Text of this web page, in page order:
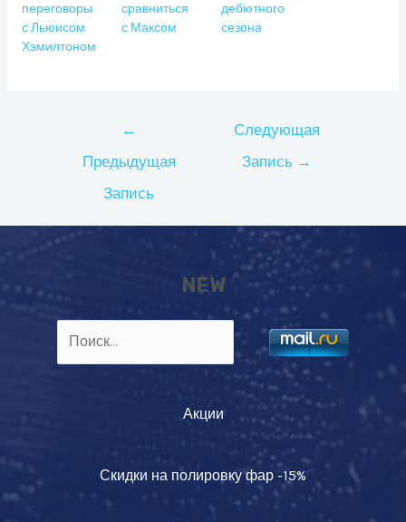
переговоры
с Льюисом
Хэмилтоном
сравниться
с Максом
дебютного
сезона
записям
←
Предыдущая
Запись
Следующая
Запись →
NEW
Акции
Скидки на полировку фар -15%